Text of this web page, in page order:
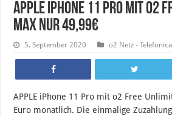
APPLE iPhone 11 Pro mit o2
Max nur 49,99€
5. September 2020 o2 Netz - Telefonica
APPLE iPhone 11 Pro mit o2 Free
Euro monatlich. Die einmalige